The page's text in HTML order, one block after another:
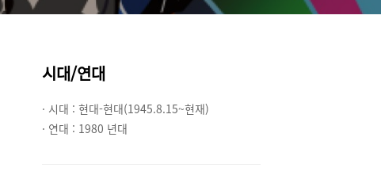
시대/연대
· 시대 : 현대-현대(1945.8.15~현재)
· 연대 : 1980 년대